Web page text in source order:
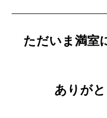
ただいま満室
ありが